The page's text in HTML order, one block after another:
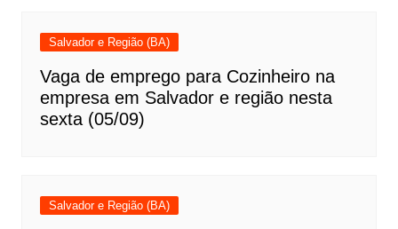
Salvador e Região (BA)
Vaga de emprego para Cozinheiro na
empresa em Salvador e região nesta
sexta (05/09)
Salvador e Região (BA)